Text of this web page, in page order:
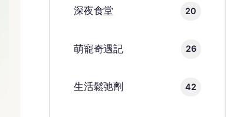
深夜食堂 20
萌寵奇遇記 26
生活鬆弛劑 42